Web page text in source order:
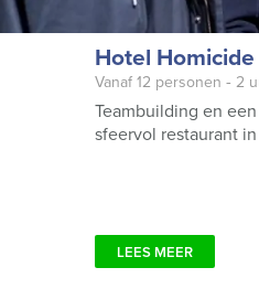
Hotel
Vanaf 12 personen ‐ 2
Teambuilding en
sfeervol restaurant
LEES MEER